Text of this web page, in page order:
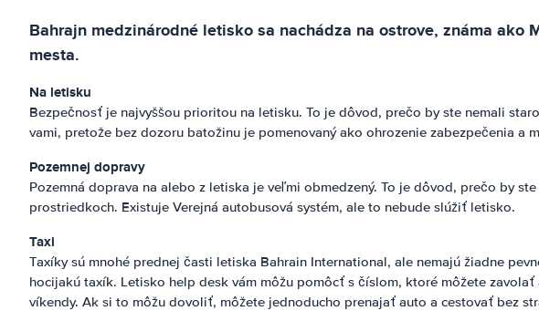
Bahrajn medzinárodné letisko sa nachádza na ostrove, známa
mesta.
Na letisku
Bezpečnosť je najvyššou prioritou na letisku. To je dôvod, prečo by ste nemali
vami, pretože bez dozoru batožinu je pomenovaný ako ohrozenie zabezpečenia a
Pozemnej dopravy
Pozemná doprava na alebo z letiska je veľmi obmedzený. To je dôvod, prečo by
prostriedkoch. Existuje Verejná autobusová systém, ale to nebude slúžiť letisko.
Taxi
Taxíky sú mnohé prednej časti letiska Bahrain International, ale nemajú žiadne
hocijakú taxík. Letisko help desk vám môžu pomôcť s číslom, ktoré môžete
víkendy. Ak si to môžu dovoliť, môžete jednoducho prenajať auto a cestovať bez